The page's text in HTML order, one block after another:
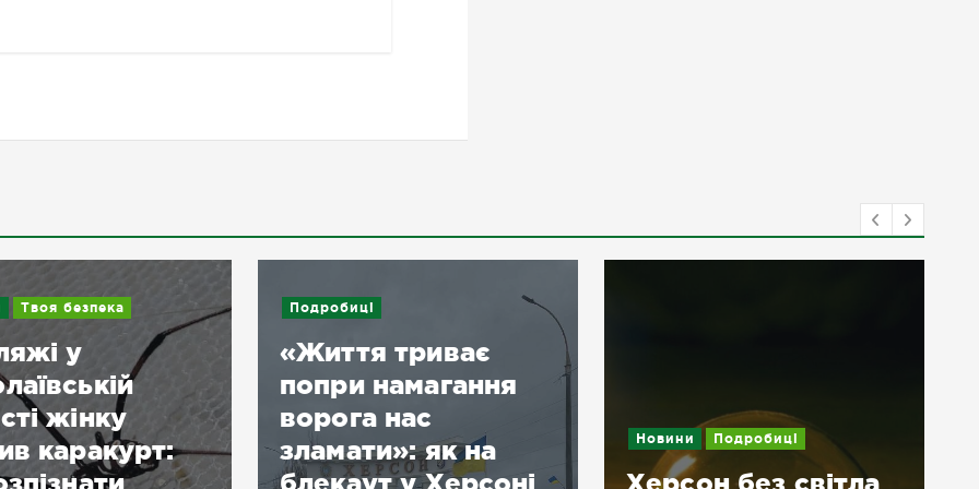
Подробиці
«Життя триває
попри намагання
ворога нас
зламати»: як на
Новини
У Херсоні
дрон поцілив